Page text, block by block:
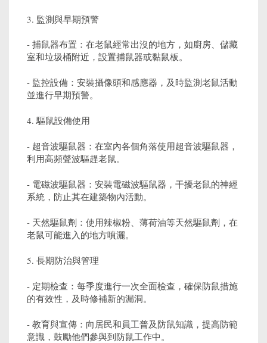
3. 監測與早期預警
- 捕鼠器布置：在老鼠經常出沒的地方，如廚房、儲藏
室和垃圾桶附近，設置捕鼠器或黏鼠板。
- 監控設備：安裝攝像頭和感應器，及時監測老鼠活動
並進行早期預警。
4. 驅鼠設備使用
- 超音波驅鼠器：在室內各個角落使用超音波驅鼠器，
利用高頻聲波驅趕老鼠。
- 電磁波驅鼠器：安裝電磁波驅鼠器，干擾老鼠的神經
系統，防止其在建築物內活動。
- 天然驅鼠劑：使用辣椒粉、薄荷油等天然驅鼠劑，在
老鼠可能進入的地方噴灑。
5. 長期防治與管理
- 定期檢查：每季度進行一次全面檢查，確保防鼠措施
的有效性，及時修補新的漏洞。
- 教育與宣傳：向居民和員工普及防鼠知識，提高防範
意識，鼓勵他們參與到防鼠工作中。